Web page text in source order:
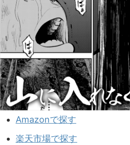
Amazonで探す
楽天市場で探す